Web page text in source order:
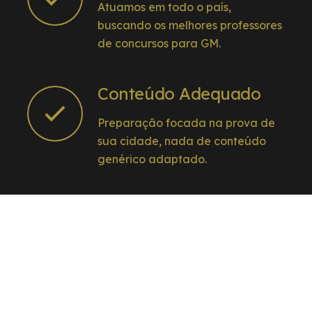
Atuamos em todo o país,
buscando os melhores professores
de concursos para GM.
Conteúdo Adequado
Preparação focada na prova de
sua cidade, nada de conteúdo
genérico adaptado.